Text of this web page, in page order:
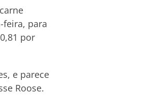
feira, para
por
e parece
Roose.